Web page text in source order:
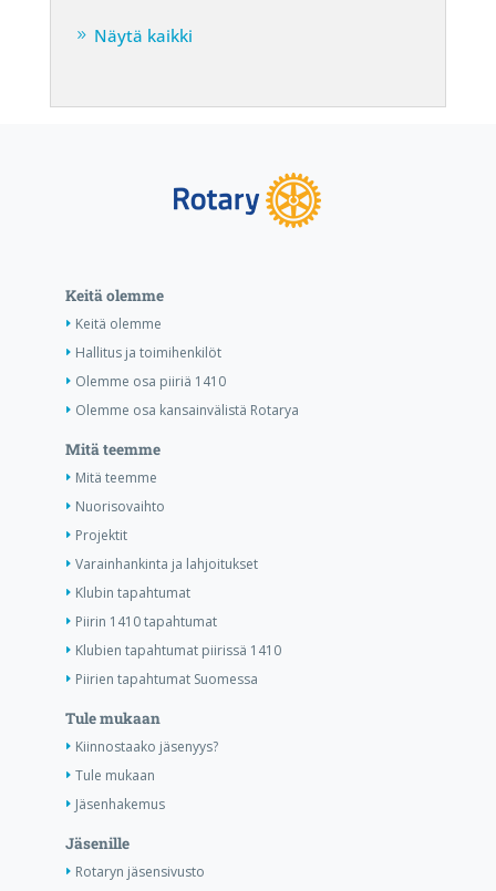
Näytä kaikki
Keitä olemme
Keitä olemme
Hallitus ja toimihenkilöt
Olemme osa piiriä 1410
Olemme osa kansainvälistä Rotarya
Mitä teemme
Mitä teemme
Nuorisovaihto
Projektit
Varainhankinta ja lahjoitukset
Klubin tapahtumat
Piirin 1410 tapahtumat
Klubien tapahtumat piirissä 1410
Piirien tapahtumat Suomessa
Tule mukaan
Kiinnostaako jäsenyys?
Tule mukaan
Jäsenhakemus
Jäsenille
Rotaryn jäsensivusto